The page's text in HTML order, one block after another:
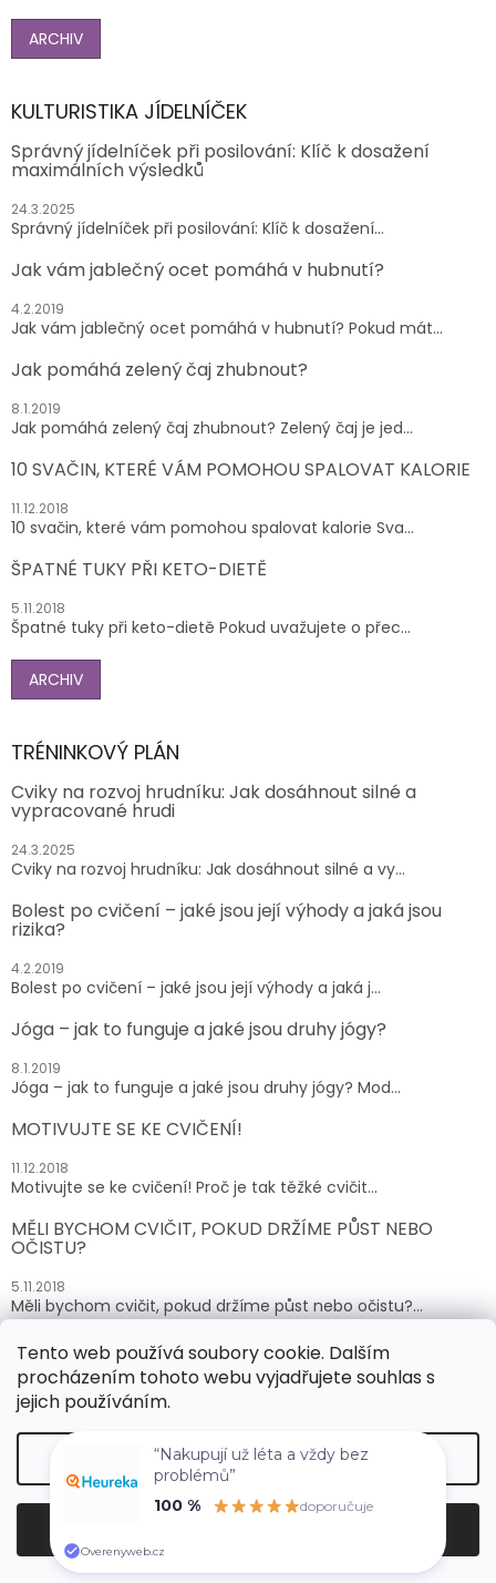
Tento web používá soubory cookie. Dalším
procházením tohoto webu vyjadřujete souhlas s
jejich používáním.
Nastavení
ARCHIV
KULTURISTIKA JÍDELNÍČEK
Správný jídelníček při posilování: Klíč k dosažení
maximálních výsledků
24.3.2025
Správný jídelníček při posilování: Klíč k dosažení...
Jak vám jablečný ocet pomáhá v hubnutí?
4.2.2019
Jak vám jablečný ocet pomáhá v hubnutí? Pokud mát...
Jak pomáhá zelený čaj zhubnout?
8.1.2019
Jak pomáhá zelený čaj zhubnout? Zelený čaj je jed...
10 SVAČIN, KTERÉ VÁM POMOHOU SPALOVAT KALORIE
11.12.2018
10 svačin, které vám pomohou spalovat kalorie Sva...
ŠPATNÉ TUKY PŘI KETO-DIETĚ
5.11.2018
Špatné tuky při keto-dietě Pokud uvažujete o přec...
ARCHIV
TRÉNINKOVÝ PLÁN
Cviky na rozvoj hrudníku: Jak dosáhnout silné a
vypracované hrudi
24.3.2025
Cviky na rozvoj hrudníku: Jak dosáhnout silné a vy...
Bolest po cvičení – jaké jsou její výhody a jaká jsou
rizika?
4.2.2019
Bolest po cvičení – jaké jsou její výhody a jaká j...
Jóga – jak to funguje a jaké jsou druhy jógy?
8.1.2019
Jóga – jak to funguje a jaké jsou druhy jógy? Mod...
MOTIVUJTE SE KE CVIČENÍ!
11.12.2018
Motivujte se ke cvičení! Proč je tak těžké cvičit...
MĚLI BYCHOM CVIČIT, POKUD DRŽÍME PŮST NEBO
OČISTU?
5.11.2018
Měli bychom cvičit, pokud držíme půst nebo očistu?...
ARCHIV
Vytvořil Shoptet
Copyright 2026 SUPLEMENTY.cz. Všechna práva
“Nakupují už léta a vždy bez
problémů”
100 %
doporučuje
Overenyweb.cz